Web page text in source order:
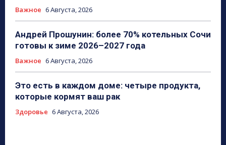
Важное 6 Августа, 2026
Андрей Прошунин: более 70% котельных Сочи
готовы к зиме 2026–2027 года
Важное 6 Августа, 2026
Это есть в каждом доме: четыре продукта,
которые кормят ваш рак
Здоровье 6 Августа, 2026